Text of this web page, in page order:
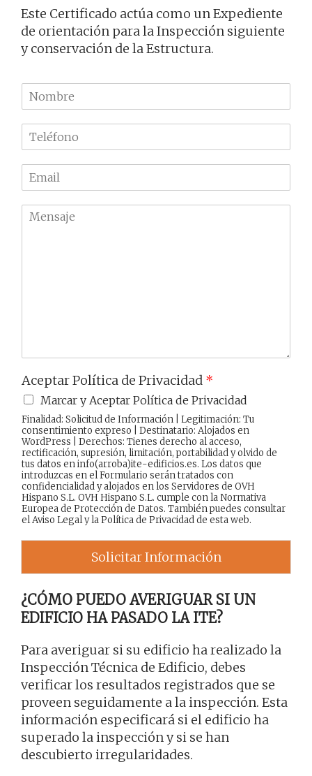
Este Certificado actúa como un Expediente
de orientación para la Inspección siguiente
y conservación de la Estructura.
N
o
m
r
e
l
f
m
a
M
Aceptar Política de Privacidad *
Marcar y Aceptar Política de Privacidad
Finalidad: Solicitud de Información | Legitimación: Tu
consentimiento expreso | Destinatario: Alojados en
WordPress | Derechos: Tienes derecho al acceso,
rectificación, supresión, limitación, portabilidad y olvido de
tus datos en info(arroba)ite-edificios.es. Los datos que
introduzcas en el Formulario serán tratados con
confidencialidad y alojados en los Servidores de OVH
Hispano S.L. OVH Hispano S.L. cumple con la Normativa
Europea de Protección de Datos. También puedes consultar
elAviso Legaly laPolítica de Privacidadde esta web.
Solicitar Información
¿CÓMO PUEDO AVERIGUAR SI UN
EDIFICIO HA PASADO LA ITE?
Para averiguar si su edificio ha realizado la
Inspección Técnica de Edificio, debes
verificar los resultados registrados que se
proveen seguidamente a la inspección. Esta
información especificará si el edificio ha
superado la inspección y si se han
descubierto irregularidades.